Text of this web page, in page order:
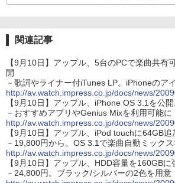
関連記事
【9月10日】アップル、5台のPCで楽曲共有
開
－歌詞やライナー付iTunes LP。iPhoneのア
http://av.watch.impress.co.jp/docs/news/
【9月10日】アップル、iPhone OS 3.1を公
－おすすめアプリやGenius Mixを利用可能に
http://av.watch.impress.co.jp/docs/news/
【9月10日】アップル、iPod touchに64GB
－19,800円から。OS 3.1で楽曲自動ミック
http://av.watch.impress.co.jp/docs/news/
【9月10日】アップル、HDD容量を160GB
－24,800円。ブラック/シルバーの2色を用意